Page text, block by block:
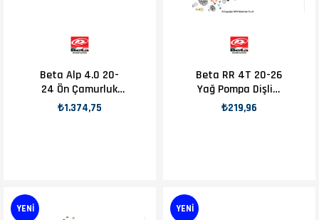
Beta Alp 4.0 20-
24 Ön Çamurluk
Yükseltme Kiti
₺1.374,75
Beta RR 4T 20-26
Yağ Pompa Dişlisi
Z19 OEM B15-2
₺219,96
YENI YENI